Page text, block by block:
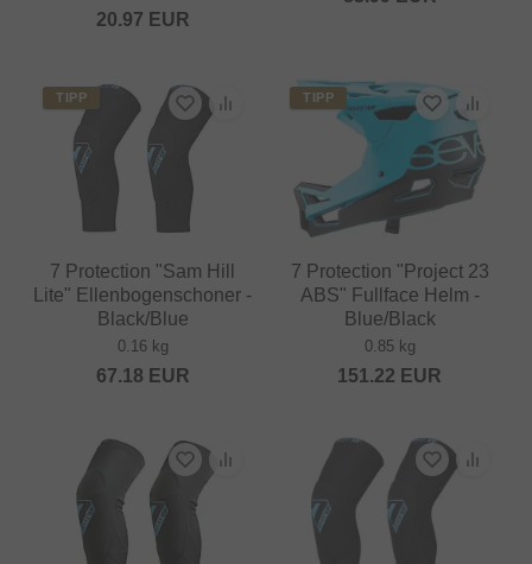
20.97 EUR
TIPP
7 Protection "Sam Hill
Lite" Ellenbogenschoner -
Black/Blue
0.16 kg
67.18 EUR
TIPP
7 Protection "Project 23
ABS" Fullface Helm -
Blue/Black
0.85 kg
151.22 EUR